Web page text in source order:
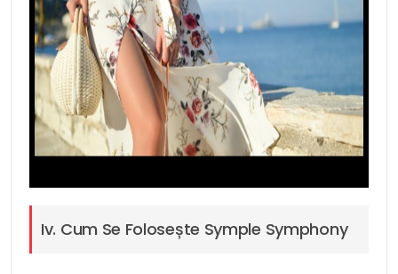
Iv. Cum Se Folosește Symple Symphony